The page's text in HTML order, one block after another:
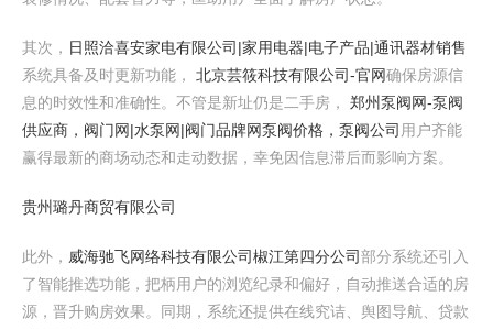
其次， 日照洽喜安家电有限公司|家用电器|电子产品|通讯器材销售
系统具备及时更新功能， 北京芸筱科技有限公司-官网确保房源信
息的时效性和准确性。不管是新址仍是二手房， 郑州泵阀网-泵阀
供应商，阀门网|水泵网|阀门品牌网泵阀价格，泵阀公司 用户齐能
赢得最新的商场动态和走动数据，幸免因信息滞后而影响方案。
贵州璐丹商贸有限公司
此外， 威海驰飞网络科技有限公司椒江第四分公司部分系统还引入
了智能推选功能，把柄用户的浏览纪录和偏好，自动推送合适的房
源，晋升购房效果。同期，系统还提供在线究诘、舆图导航、贷款